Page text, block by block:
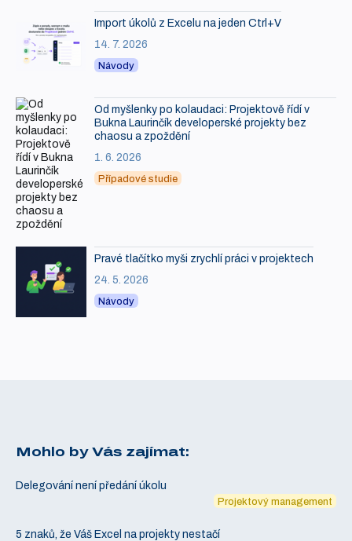
Import úkolů z Excelu na jeden Ctrl+V
14. 7. 2026
Návody
Od myšlenky po kolaudaci: Projektově řídí v
Bukna Laurinčík developerské projekty bez
chaosu a zpoždění
1. 6. 2026
Případové studie
Pravé tlačítko myši zrychlí práci v projektech
24. 5. 2026
Návody
Mohlo by Vás zajímat:
Delegování není předání úkolu
Projektový management
5 znaků, že Váš Excel na projekty nestačí